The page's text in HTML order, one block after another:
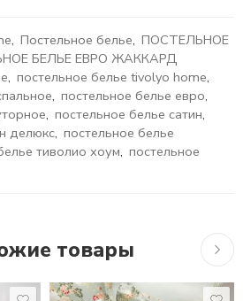
, Постельное белье, ПОСТЕЛЬНОЕ
БЕЛЬЕ ЕВРО ЖАККАРД
, постельное белье tivolyo home,
, постельное белье евро,
, постельное белье сатин,
делюкс, постельное белье
тиволио хоум, постельное
товары